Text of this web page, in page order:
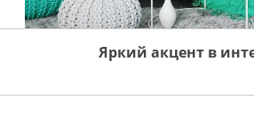
Яркий акцент в